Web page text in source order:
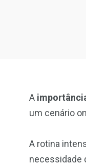
A
um cenário
A rotina
necessidade